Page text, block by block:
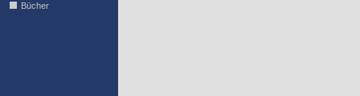
Bücher